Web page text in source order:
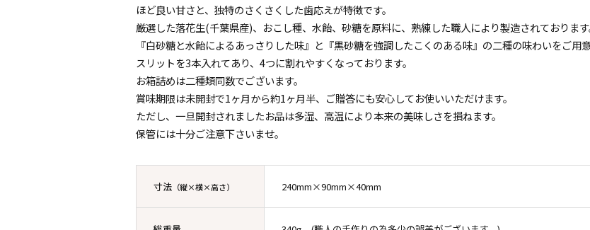
ほど良い甘さと、独特のさくさくした歯応えが特徴です。
厳選した落花生(千葉県産)、おこし種、水飴、砂糖を原料に、熟練した職人により製造されております
『白砂糖と水飴によるあっさりした味』と『黒砂糖を強調したこくのある味』の二種の味わいをご用
スリットを3本入れてあり、4つに割れやすくなっております。
お箱詰めは二種類同数でございます。
賞味期限は未開封で1ヶ月から約1ヶ月半、ご贈答にも安心してお使いいただけます。
ただし、一旦開封されましたお品は多湿、高温により本来の美味しさを損ねます。
保管には十分ご注意下さいませ。
寸法 （縦×横×高さ） 240mm×90mm×40mm